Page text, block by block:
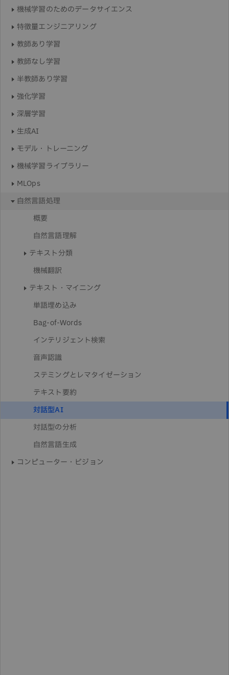
機械学習のためのデータサイエンス
特徴量エンジニアリング
教師あり学習
教師なし学習
半教師あり学習
強化学習
深層学習
生成AI
モデル・トレーニング
機械学習ライブラリー
MLOps
自然言語処理
概要
自然言語理解
テキスト分類
機械翻訳
テキスト・マイニング
単語埋め込み
Bag-of-Words
インテリジェント検索
音声認識
ステミングとレマタイゼーション
テキスト要約
対話型AI
対話型の分析
自然言語生成
コンピューター・ビジョン